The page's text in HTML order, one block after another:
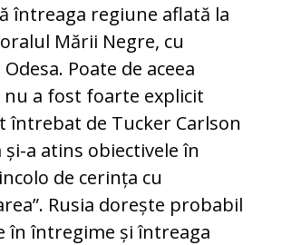
întreaga regiune aflată la
Mării Negre, cu
Poate de aceea
a fost foarte explicit
întrebat de Tucker Carlson
și-a atins obiectivele în
de cerința cu
Rusia dorește probabil
în întregime și întreaga